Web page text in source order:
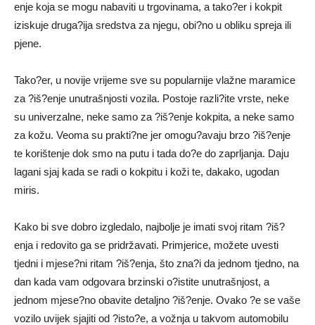
enje koja se mogu nabaviti u trgovinama, a tako?er i kokpit
iziskuje druga?ija sredstva za njegu, obi?no u obliku spreja ili
pjene.
Tako?er, u novije vrijeme sve su popularnije vlažne maramice
za ?iš?enje unutrašnjosti vozila. Postoje razli?ite vrste, neke
su univerzalne, neke samo za ?iš?enje kokpita, a neke samo
za kožu. Veoma su prakti?ne jer omogu?avaju brzo ?iš?enje
te korištenje dok smo na putu i tada do?e do zaprljanja. Daju
lagani sjaj kada se radi o kokpitu i koži te, dakako, ugodan
miris.
Kako bi sve dobro izgledalo, najbolje je imati svoj ritam ?iš?
enja i redovito ga se pridržavati. Primjerice, možete uvesti
tjedni i mjese?ni ritam ?iš?enja, što zna?i da jednom tjedno, na
dan kada vam odgovara brzinski o?istite unutrašnjost, a
jednom mjese?no obavite detaljno ?iš?enje. Ovako ?e se vaše
vozilo uvijek sjajiti od ?isto?e, a vožnja u takvom automobilu